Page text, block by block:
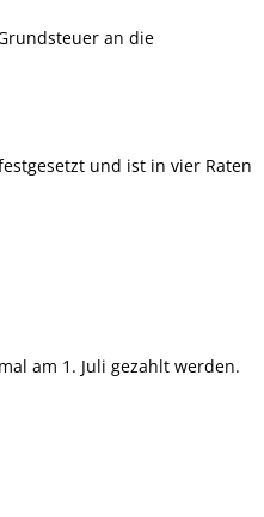
an die
und ist in vier Raten
am 1. Juli gezahlt werden.